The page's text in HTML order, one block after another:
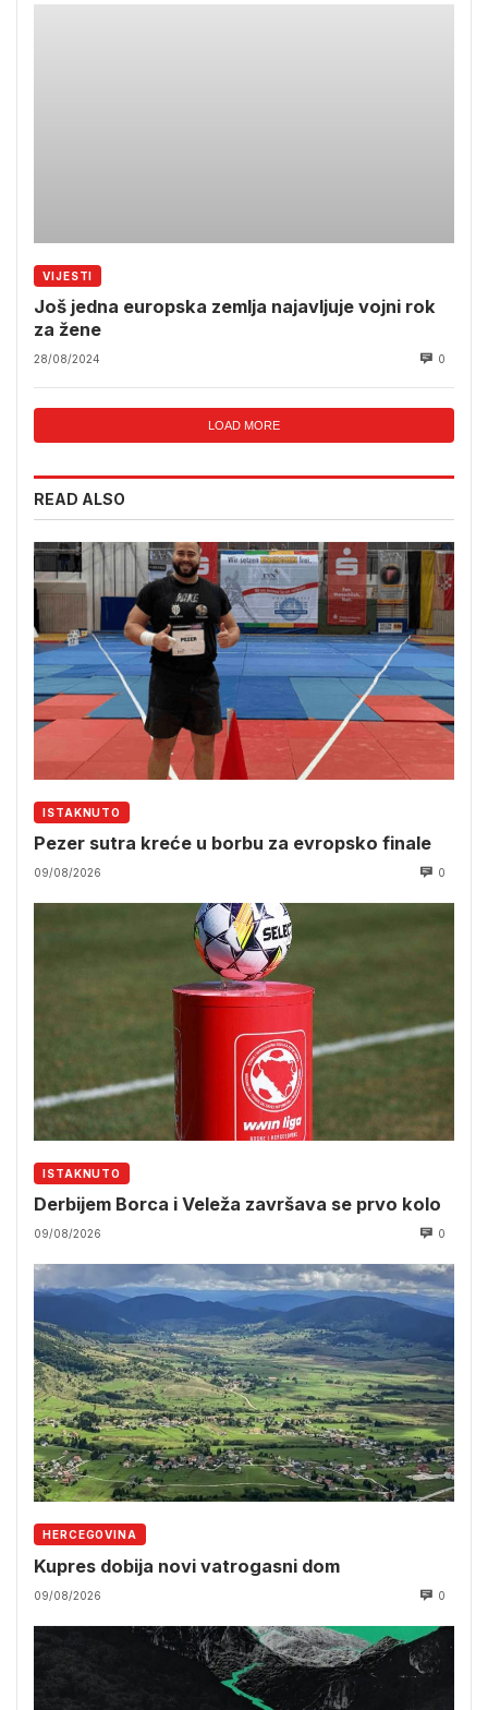
VIJESTI
Još jedna europska zemlja najavljuje vojni rok
za žene
28/08/2024 0
LOAD MORE
READ ALSO
ISTAKNUTO
Pezer sutra kreće u borbu za evropsko finale
09/08/2026 0
ISTAKNUTO
Derbijem Borca i Veleža završava se prvo kolo
09/08/2026 0
HERCEGOVINA
Kupres dobija novi vatrogasni dom
09/08/2026 0